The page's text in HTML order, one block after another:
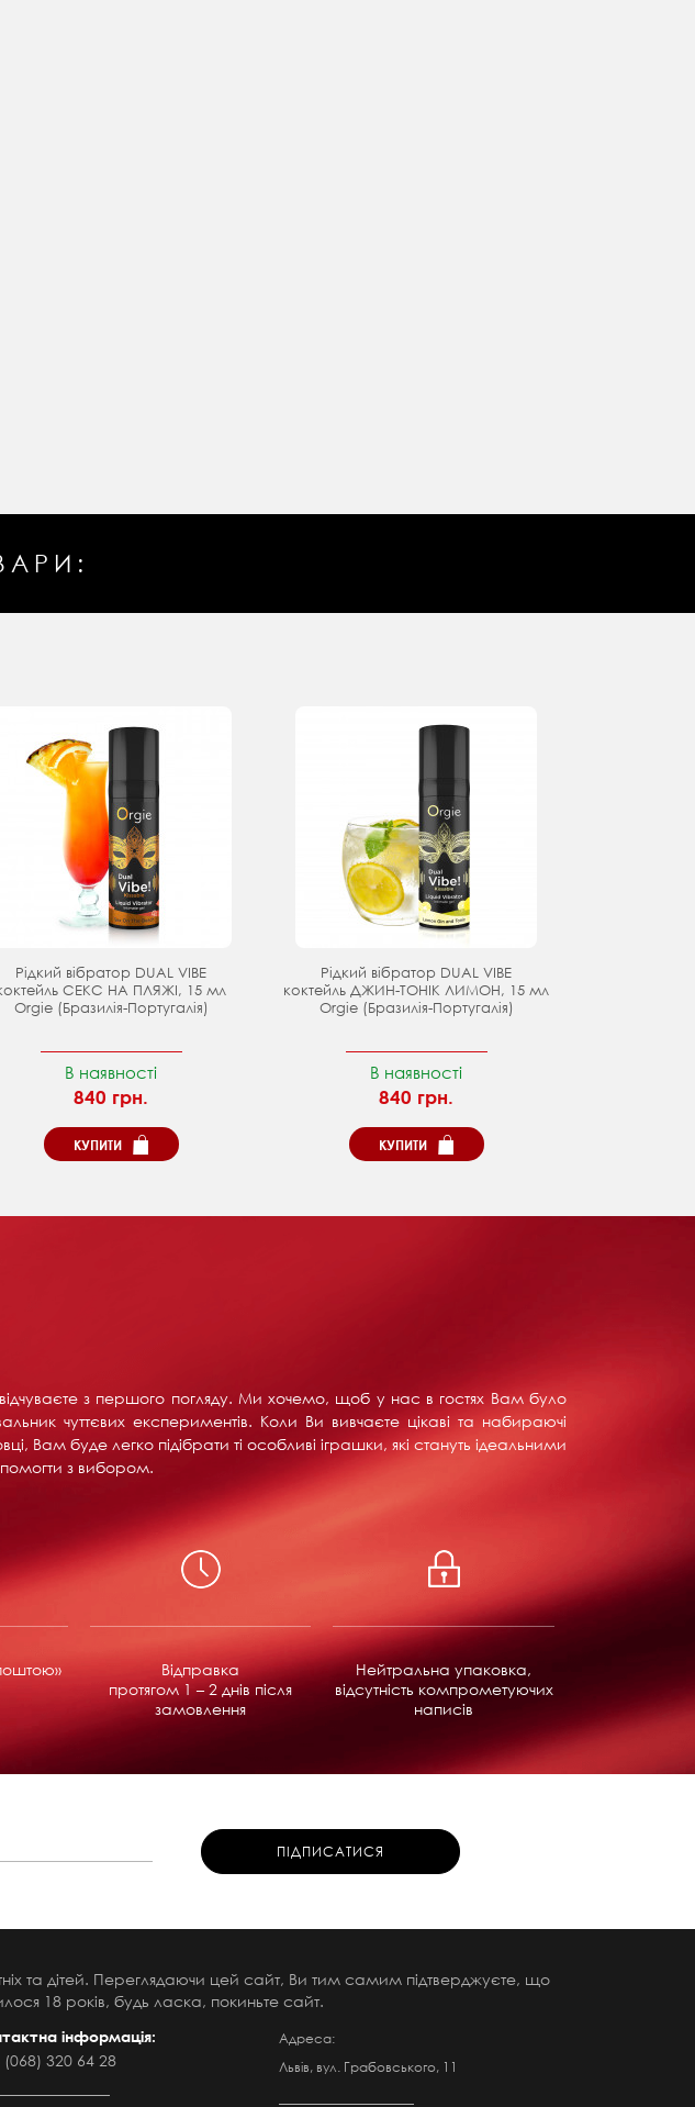
Рідкий вібратор DUAL VIBE
СЕКС НА ПЛЯЖІ, 15 мл
Orgie (Бразилія-Португалія)
В наявності
840 грн.
КУПИТИ
Рідкий вібратор DUAL VIBE
коктейль ДЖИН-ТОНІК ЛИМОН, 15 мл
Orgie (Бразилія-Португалія)
В наявності
840 грн.
КУПИТИ
з першого погляду. Ми хочемо, щоб у нас в гостях Вам було
чуттєвих експериментів. Коли Ви вивчаєте цікаві та набираючі
Вам буде легко підібрати ті особливі іграшки, які стануть ідеальними
з вибором.
Відправка
протягом 1 – 2 днів після
замовлення
Нейтральна упаковка,
відсутність компрометуючих
написів
та дітей. Переглядаючи цей сайт, Ви тим самим підтверджуєте, що
18 років, будь ласка, покиньте сайт.
інформація:
(068) 320 64 28
Адреса:
Львів, вул. Грабовського, 11